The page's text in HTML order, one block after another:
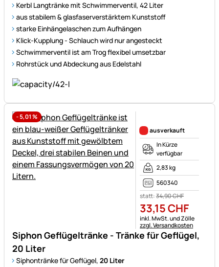
Kerbl Langtränke mit Schwimmerventil, 42 Liter
aus stabilem & glasfaserverstärktem Kunststoff
starke Einhängelaschen zum Aufhängen
Klick-Kupplung - Schlauch wird nur angesteckt
Schwimmerventil ist am Trog flexibel umsetzbar
Rohrstück und Abdeckung aus Edelstahl
-5,01%
Siphon Geflügeltränke - Tränke für Geflügel,
20 Liter
Siphontränke für Geflügel, 20 Liter
ausverkauft
In Kürze
verfügbar
2,83 kg
560340
statt:34,90CHF
33,15CHF
Steuerhinweis:
inkl. MwSt. und Zölle
zzgl. Versandkosten